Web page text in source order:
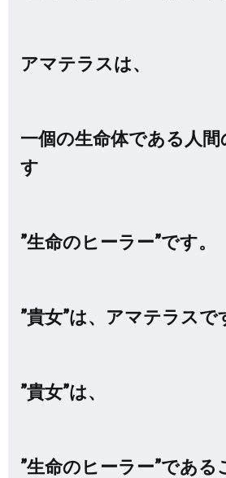
アマテラスは、
一個の生命体である人
す
”生命のヒーラー”です。
”貴女”は、アマテラスで
”貴女”は、
”生命のヒーラー”である